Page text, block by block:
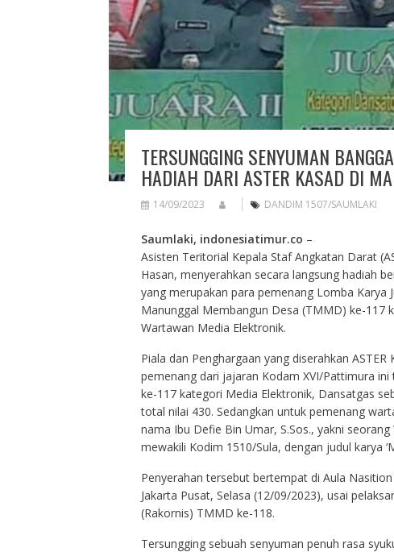
TERSUNGGING SENYUMAN
HADIAH DARI ASTER KASAD DI
14/09/2023 DANDIM 1507/SAUMLAKI
Saumlaki, indonesiatimur.co –
Asisten Teritorial Kepala Staf Angkatan Darat
Hasan, menyerahkan secara langsung hadiah
yang merupakan para pemenang Lomba Karya
Manunggal Membangun Desa (TMMD) ke-117
Wartawan Media Elektronik.
Piala dan Penghargaan yang diserahkan
pemenang dari jajaran Kodam XVI/Pattimura ini
ke-117 kategori Media Elektronik, Dansatgas
total nilai 430. Sedangkan untuk pemenang
nama Ibu Defie Bin Umar, S.Sos., yakni
mewakili Kodim 1510/Sula, dengan judul karya
Penyerahan tersebut bertempat di Aula
Jakarta Pusat, Selasa (12/09/2023), usai
(Rakornis) TMMD ke-118.
Tersungging sebuah senyuman penuh rasa